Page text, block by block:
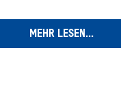
MEHR LESEN...